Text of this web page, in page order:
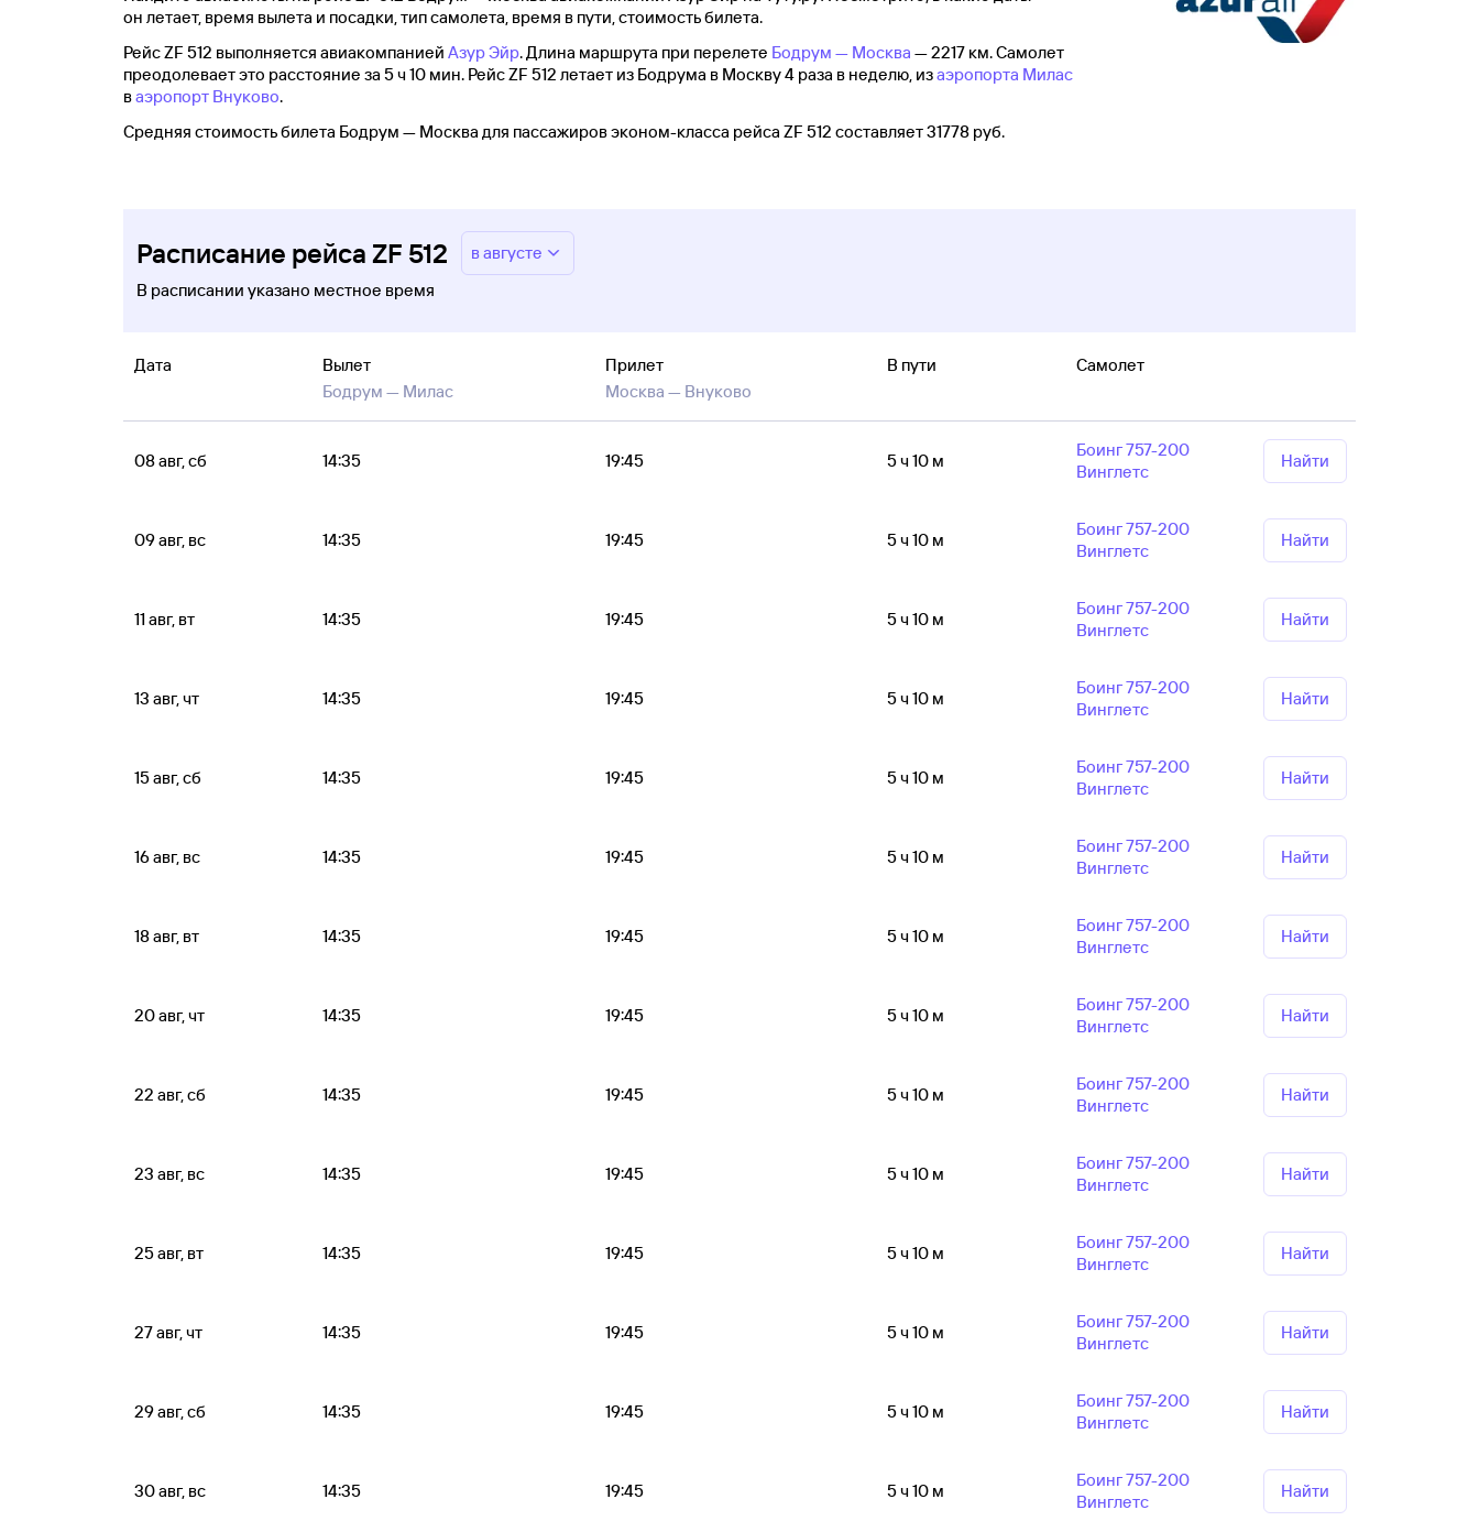
он летает, время вылета и посадки, тип самолета, время в пути, стоимость билета.
Рейс ZF 512 выполняется авиакомпанией Азур Эйр. Длина маршрута при перелете Бодрум — Москва — 2217 км. Самолет
преодолевает это расстояние за 5 ч 10 мин. Рейс ZF 512 летает из Бодрума в Москву 4 раза в неделю, изаэропорта Милас
ваэропорт Внуково.
Средняя стоимость билета Бодрум — Москва для пассажиров эконом-класса рейса ZF 512 составляет 31778 руб.
Расписание рейса ZF 512
в августе
В расписании указано местное время
Дата
Вылет
Бодрум — Милас
Прилет
Москва — Внуково
В пути Самолет
08 авг, сб 14:35 19:45 5 ч 10 м
Боинг 757-200
Винглетс
Найти
09 авг, вс 14:35 19:45 5 ч 10 м
Боинг 757-200
Винглетс
Найти
11 авг, вт 14:35 19:45 5 ч 10 м
Боинг 757-200
Винглетс
Найти
13 авг, чт 14:35 19:45 5 ч 10 м
Боинг 757-200
Винглетс
Найти
15 авг, сб 14:35 19:45 5 ч 10 м
Боинг 757-200
Винглетс
Найти
16 авг, вс 14:35 19:45 5 ч 10 м
Боинг 757-200
Винглетс
Найти
18 авг, вт 14:35 19:45 5 ч 10 м
Боинг 757-200
Винглетс
Найти
20 авг, чт 14:35 19:45 5 ч 10 м
Боинг 757-200
Винглетс
Найти
22 авг, сб 14:35 19:45 5 ч 10 м
Боинг 757-200
Винглетс
Найти
23 авг, вс 14:35 19:45 5 ч 10 м
Боинг 757-200
Винглетс
Найти
25 авг, вт 14:35 19:45 5 ч 10 м
Боинг 757-200
Винглетс
Найти
27 авг, чт 14:35 19:45 5 ч 10 м
Боинг 757-200
Винглетс
Найти
29 авг, сб 14:35 19:45 5 ч 10 м
Боинг 757-200
Винглетс
Найти
30 авг, вс 14:35 19:45 5 ч 10 м
Боинг 757-200
Винглетс
Найти